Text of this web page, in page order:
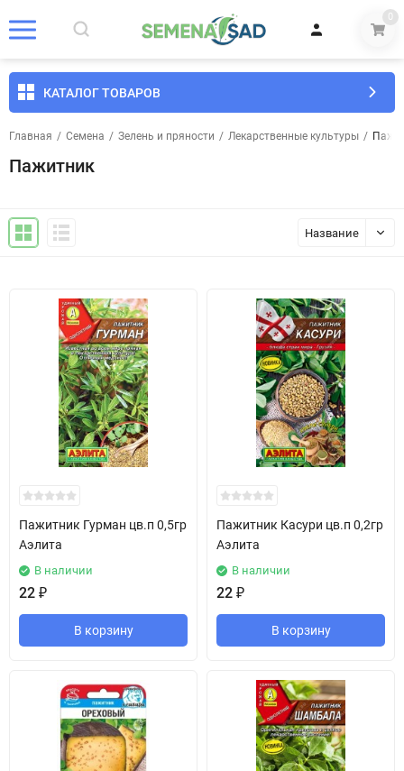
0
КАТАЛОГ ТОВАРОВ
Главная / Семена / Зелень и пряности / Лекарственные культуры /
Пажитник
Название
Пажитник Гурман цв.п 0,5гр
Аэлита
В наличии
22 ₽
В корзину
Пажитник Касури цв.п 0,2гр
Аэлита
В наличии
22 ₽
В корзину